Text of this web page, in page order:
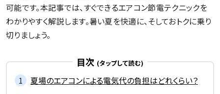
可能です。本記事では、すぐできるエアコン節電テクニックを
わかりやすく解説します。暑い夏を快適に、そしておトクに乗り
切りましょう。
目次
夏場のエアコンによる電気代の負担はどれくらい？